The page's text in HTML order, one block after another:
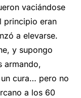
vaciándose
principio eran
a elevarse.
y supongo
armando,
cura… pero no
a los 60